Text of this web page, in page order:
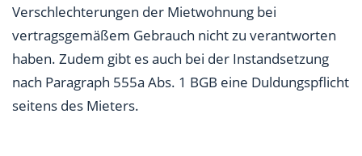
Verschlechterungen der Mietwohnung bei
vertragsgemäßem Gebrauch nicht zu verantworten
haben. Zudem gibt es auch bei der Instandsetzung
nach Paragraph 555a Abs. 1 BGB eine Duldungspflicht
seitens des Mieters.